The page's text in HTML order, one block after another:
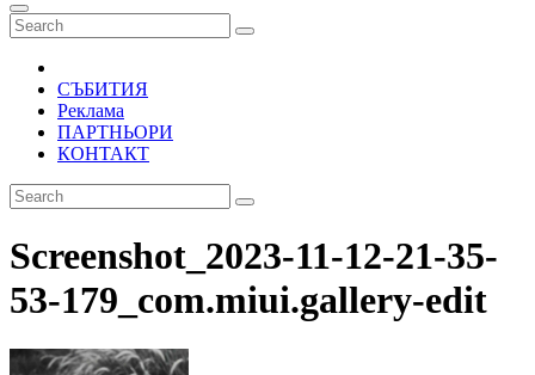
СЪБИТИЯ
Реклама
ПАРТНЬОРИ
КОНТАКТ
Screenshot_2023-11-12-21-35-
53-179_com.miui.gallery-edit